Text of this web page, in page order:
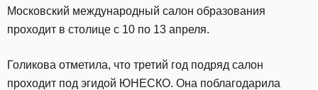
Московский международный салон образования
проходит в столице с 10 по 13 апреля.
Голикова отметила, что третий год подряд салон
проходит под эгидой ЮНЕСКО. Она поблагодарила